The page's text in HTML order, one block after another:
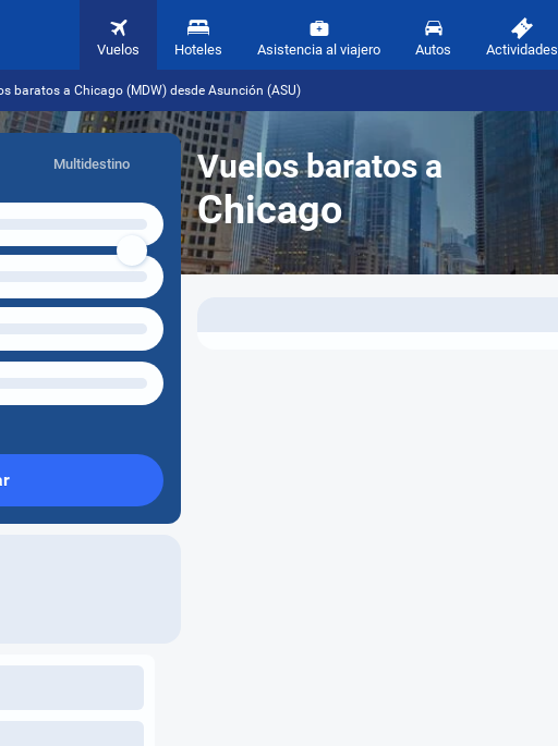
Vuelos Hoteles Asistencia al viajero Autos Actividades
baratos a Chicago (MDW) desde Asunción (ASU)
Vuelos baratos a
Chicago
Multidestino